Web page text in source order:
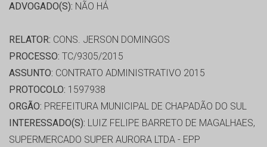
ADVOGADO(S): NÃO HÁ
RELATOR: CONS. JERSON DOMINGOS
PROCESSO: TC/9305/2015
ASSUNTO: CONTRATO ADMINISTRATIVO 2015
PROTOCOLO: 1597938
ORGÃO: PREFEITURA MUNICIPAL DE CHAPADÃO DO SUL
INTERESSADO(S): LUIZ FELIPE BARRETO DE MAGALHAES,
SUPERMERCADO SUPER AURORA LTDA - EPP